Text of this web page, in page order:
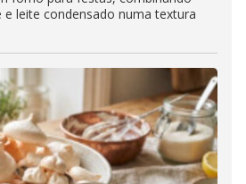
leite condensado numa textura